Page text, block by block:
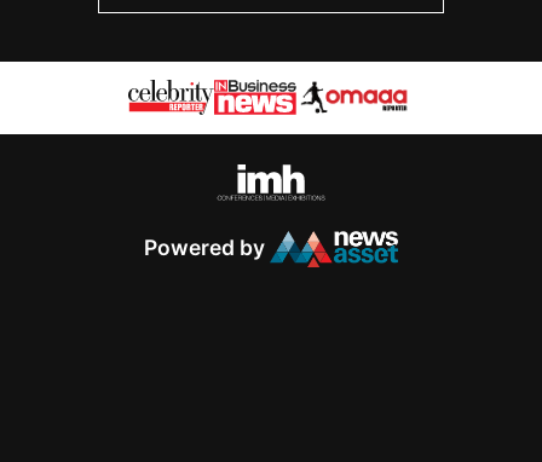
Powered by